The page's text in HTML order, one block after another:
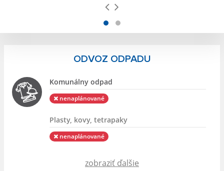
ODVOZ ODPADU
Komunálny odpad
nenaplánované
Plasty, kovy, tetrapaky
nenaplánované
zobraziť ďalšie